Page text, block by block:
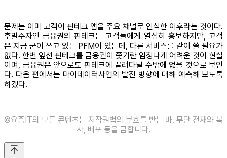
문제는 이미 고객이 핀테크 앱을 주요 채널로 인식한 이후라는 것이다.
후발주자인 금융권의 핀테크는 고객들에게 열심히 홍보하지만, 고객
은 지금 굳이 쓰고 있는 PFM이 있는데, 다른 서비스를 같이 쓸 필요가
없다. 한번 앞선 핀테크를 금융권이 쫓기란 엄청나게 어려운 것이 현실
이며, 금융권은 앞으로도 핀테크에 끌려다닐 수밖에 없을 것으로 보인
다. 다음 편에서는 마이데이터사업의 발전 방향에 대해 예측해 보도록
하겠다.
©️요즘IT의 모든 콘텐츠는 저작권법의 보호를 받는 바, 무단 전재와 복
사, 배포 등을 금합니다.